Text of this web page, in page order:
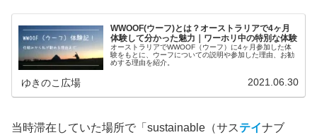
WWOOF(ウーフ)とは？オーストラリアで4ヶ月
体験して分かった魅力｜ワーホリ中の特別な体験
オーストラリアでWWOOF（ウーフ）に4ヶ月参加した体
験をもとに、ウーフについての説明や参加した理由、お勧
めする理由を紹介。
ゆきのこ広場 2021.06.30
当時滞在していた場所で「sustainable（サステイナブ